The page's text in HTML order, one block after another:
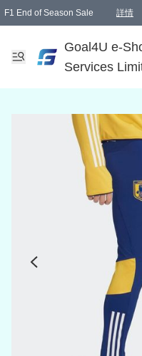
F1 End of Season Sale 詳情
Goal4U e-
Services